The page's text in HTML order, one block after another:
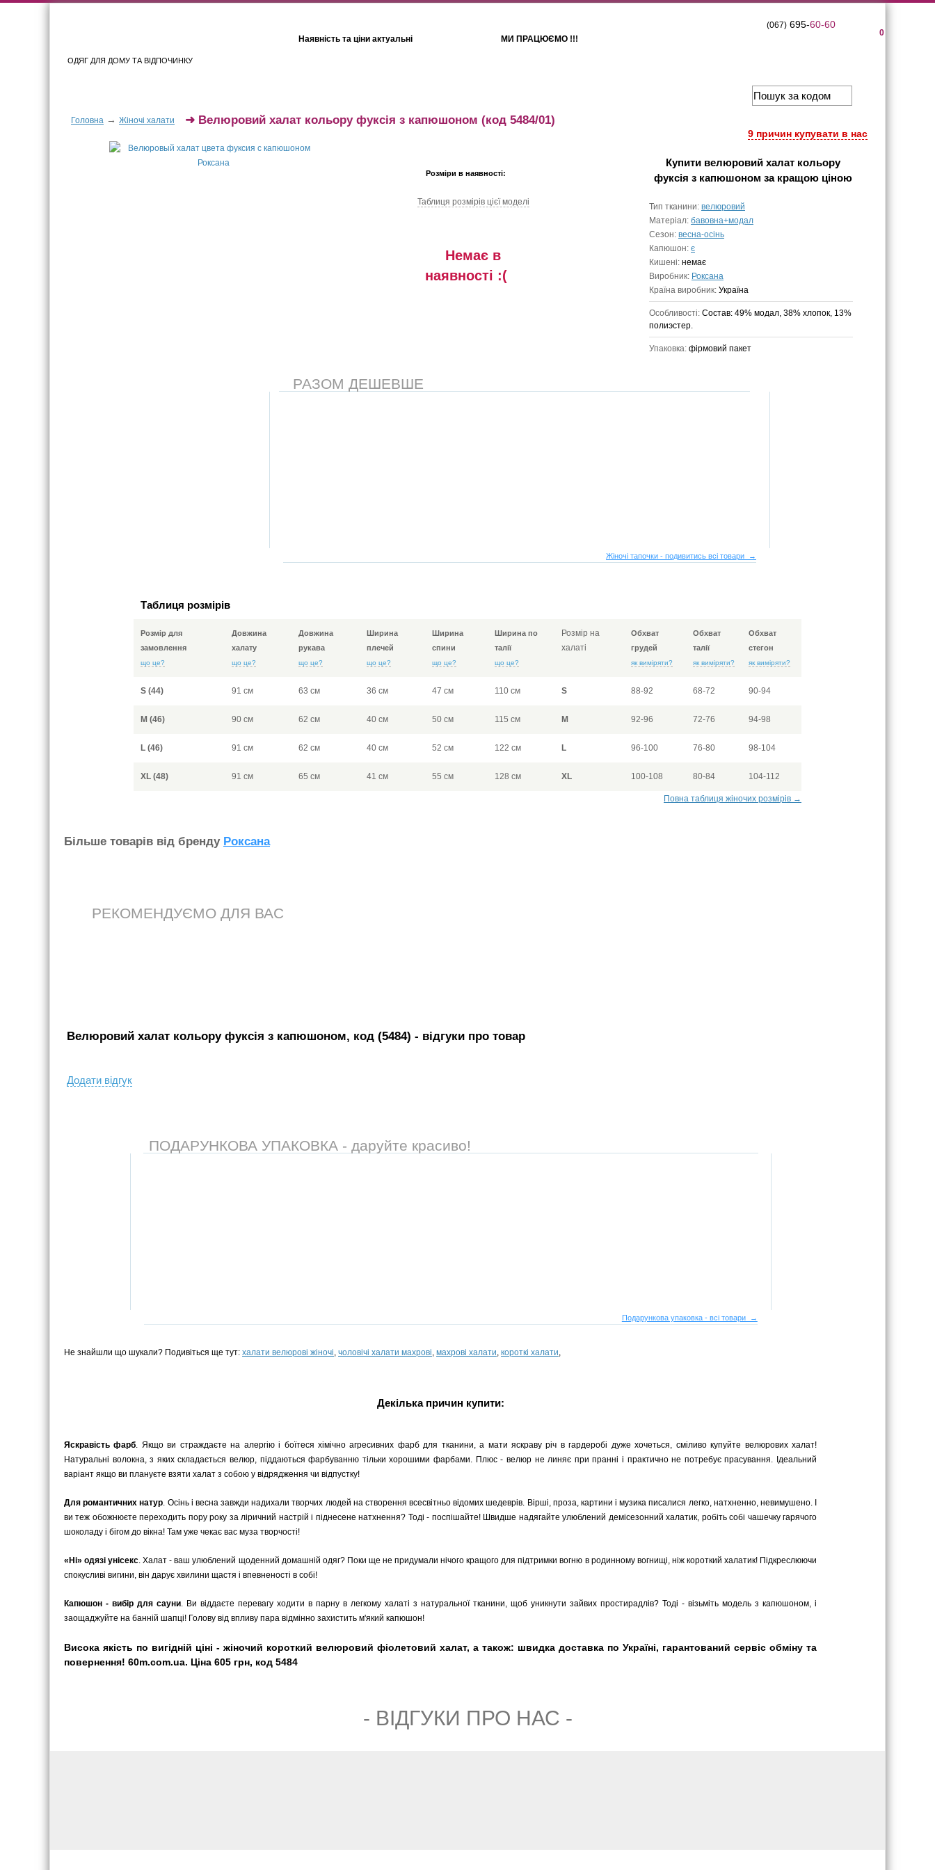
ОДЯГ ДЛЯ ДОМУ ТА ВІДПОЧИНКУ
Наявність та ціни актуальні МИ ПРАЦЮЄМО !!!
0
(067)695-60-60
Головна → Жіночі халати
9 причин купувати в нас
➜ Велюровий халат кольору фуксія з капюшоном (код 5484/01)
Розміри в наявності:
Таблиця розмiрiв цiєї моделi
Немає в
наявностi :(
Купити велюровий халат кольору
фуксія з капюшоном за кращою ціною
Тип тканини: велюровий
Матеріал: бавовна+модал
Сезон: весна-осінь
Капюшон: є
Кишені: немає
Виробник: Роксана
Країна виробник: Україна
Особливості: Состав: 49% модал, 38% хлопок, 13%
полиэстер.
Упаковка: фірмовий пакет
РАЗОМ ДЕШЕВШЕ
Жіночі тапочки - подивитись всі товари →
Таблиця розмірів
Розмір для
замовлення
що це?
Довжина
халату
що це?
Довжина
рукава
що це?
Ширина
плечей
що це?
Ширина
спини
що це?
Ширина по
талії
що це?
Розмір на
халаті
Обхват
грудей
як виміряти?
Обхват
талії
як виміряти?
Обхват
стегон
як виміряти?
S (44) 91 см 63 см 36 см 47 см 110 см S 88-92 68-72 90-94
M (46) 90 см 62 см 40 см 50 см 115 см M 92-96 72-76 94-98
L (46) 91 см 62 см 40 см 52 см 122 см L 96-100 76-80 98-104
XL (48) 91 см 65 см 41 см 55 см 128 см XL 100-108 80-84 104-112
Повна таблиця жіночих розмірів →
Бiльше товарiв вiд бренду Роксана
РЕКОМЕНДУЄМО ДЛЯ ВАС
Велюровий халат кольору фуксія з капюшоном, код (5484) - вiдгуки про товар
Додати вiдгук
ПОДАРУНКОВА УПАКОВКА - даруйте красиво!
Подарункова упаковка - всі товари →
Не знайшли що шукали? Подивіться ще тут: халати велюрові жіночі, чоловічі халати махрові, махрові халати, короткі халати,
Декілька причин купити:
Яскравість фарб. Якщо ви страждаєте на алергію і боїтеся хімічно агресивних фарб для тканини, а мати яскраву річ в гардеробі дуже хочеться, сміливо купуйте велюрових халат!
Натуральні волокна, з яких складається велюр, піддаються фарбуванню тільки хорошими фарбами. Плюс - велюр не линяє при пранні і практично не потребує прасування. Ідеальний
варіант якщо ви плануєте взяти халат з собою у відрядження чи відпустку!
Для романтичних натур. Осінь і весна завжди надихали творчих людей на створення всесвітньо відомих шедеврів. Вірші, проза, картини і музика писалися легко, натхненно, невимушено. І
ви теж обожнюєте переходить пору року за ліричний настрій і піднесене натхнення? Тоді - поспішайте! Швидше надягайте улюблений демісезонний халатик, робіть собі чашечку гарячого
шоколаду і бігом до вікна! Там уже чекає вас муза творчості!
«Ні» одязі унісекс. Халат - ваш улюблений щоденний домашній одяг? Поки ще не придумали нічого кращого для підтримки вогню в родинному вогнищі, ніж короткий халатик! Підкреслюючи
спокусливі вигини, він дарує хвилини щастя і впевненості в собі!
Капюшон - вибір для сауни. Ви віддаєте перевагу ходити в парну в легкому халаті з натуральної тканини, щоб уникнути зайвих простирадлів? Тоді - візьміть модель з капюшоном, і
заощаджуйте на банній шапці! Голову від впливу пара відмінно захистить м'який капюшон!
Висока якість по вигідній ціні - жіночий короткий велюровий фіолетовий халат, а також: швидка доставка по Україні, гарантований сервіс обміну та
повернення! 60m.com.ua. Ціна 605 грн, код 5484
- ВIДГУКИ ПРО НАС -